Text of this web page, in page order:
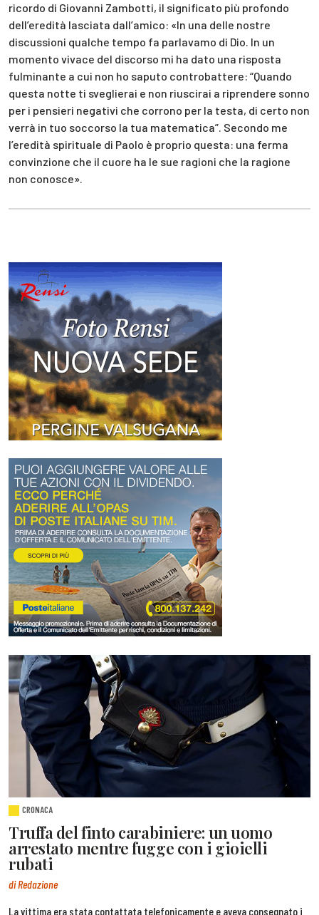
ricordo di Giovanni Zambotti, il significato più profondo
dell’eredità lasciata dall’amico: «In una delle nostre
discussioni qualche tempo fa parlavamo di Dio. In un
momento vivace del discorso mi ha dato una risposta
fulminante a cui non ho saputo controbattere: “Quando
questa notte ti sveglierai e non riuscirai a riprendere sonno
per i pensieri negativi che corrono per la testa, di certo non
verrà in tuo soccorso la tua matematica”. Secondo me
l’eredità spirituale di Paolo è proprio questa: una ferma
convinzione che il cuore ha le sue ragioni che la ragione
non conosce».
CRONACA
Truffa del finto carabiniere: un uomo
arrestato mentre fugge con i gioielli
rubati
di Redazione
La vittima era stata contattata telefonicamente e aveva consegnato i